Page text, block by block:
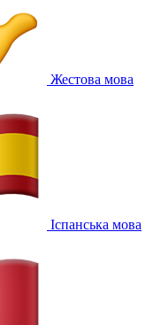
Жестова мова
Іспанська мова